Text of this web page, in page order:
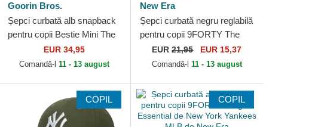
Goorin Bros.
Șepci curbată alb snapback
pentru copii Bestie Mini The
Farm Goorin Bros.
EUR 34,95
Comandă-l11 - 13 august
New Era
Șepci curbată negru reglabilă
pentru copii 9FORTY The
League de Chicago Bulls
NBA de New Era
EUR21,95 EUR 15,37
Comandă-l 11 - 13 august
COPIL COPIL